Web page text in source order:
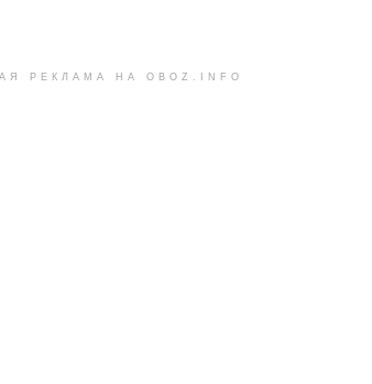
РЕКЛАМА НА OBOZ.INFO